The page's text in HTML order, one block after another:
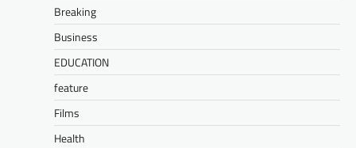
Breaking
Business
EDUCATION
feature
Films
Health